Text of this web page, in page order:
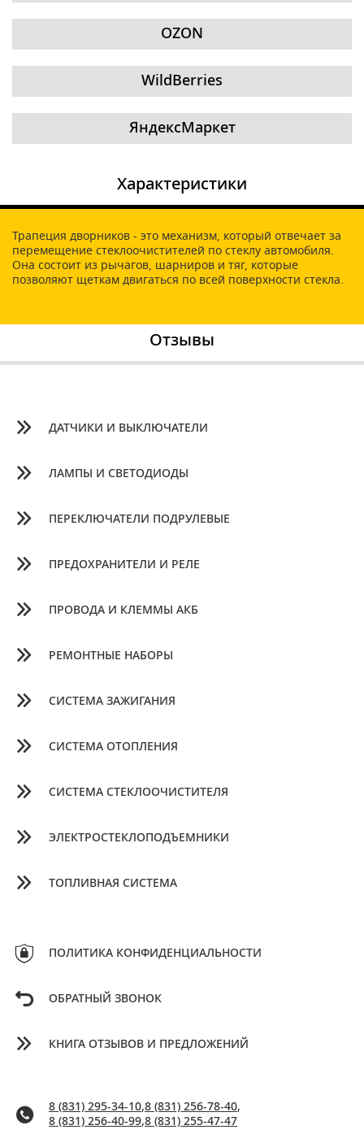
OZON
WildBerries
ЯндексМаркет
Характеристики
Трапеция дворников - это механизм, который отвечает за
перемещение стеклоочистителей по стеклу автомобиля.
Она состоит из рычагов, шарниров и тяг, которые
позволяют щеткам двигаться по всей поверхности стекла.
Отзывы
ДАТЧИКИ И ВЫКЛЮЧАТЕЛИ
ЛАМПЫ И СВЕТОДИОДЫ
ПЕРЕКЛЮЧАТЕЛИ ПОДРУЛЕВЫЕ
ПРЕДОХРАНИТЕЛИ И РЕЛЕ
ПРОВОДА И КЛЕММЫ АКБ
РЕМОНТНЫЕ НАБОРЫ
СИСТЕМА ЗАЖИГАНИЯ
СИСТЕМА ОТОПЛЕНИЯ
СИСТЕМА СТЕКЛООЧИСТИТЕЛЯ
ЭЛЕКТРОСТЕКЛОПОДЪЕМНИКИ
ТОПЛИВНАЯ СИСТЕМА
ПОЛИТИКА КОНФИДЕНЦИАЛЬНОСТИ
ОБРАТНЫЙ ЗВОНОК
КНИГА ОТЗЫВОВ И ПРЕДЛОЖЕНИЙ
8 (831) 295-34-10,8 (831) 256-78-40,
8 (831) 256-40-99,8 (831) 255-47-47